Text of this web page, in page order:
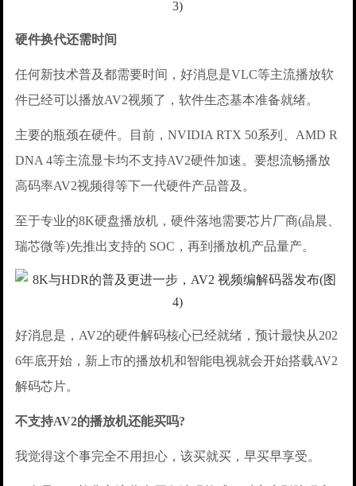
硬件换代还需时间
任何新技术普及都需要时间，好消息是VLC等主流播放软
件已经可以播放AV2视频了，软件生态基本准备就绪。
主要的瓶颈在硬件。目前，NVIDIA RTX 50系列、AMD R
DNA 4等主流显卡均不支持AV2硬件加速。要想流畅播放
高码率AV2视频得等下一代硬件产品普及。
至于专业的8K硬盘播放机，硬件落地需要芯片厂商(晶晨、
瑞芯微等)先推出支持的 SOC，再到播放机产品量产。
好消息是，AV2的硬件解码核心已经就绪，预计最快从202
6年底开始，新上市的播放机和智能电视就会开始搭载AV2
解码芯片。
不支持AV2的播放机还能买吗?
我觉得这个事完全不用担心，该买就买，早买早享受。